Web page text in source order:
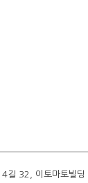
4길 32, 이토마토빌